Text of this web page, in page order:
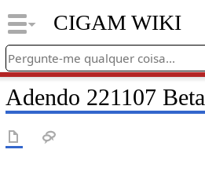
CIGAM WIKI
Adendo 221107 Beta